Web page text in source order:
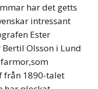
har det getts
intressant
Ester
Olsson i Lund
från 1890-talet